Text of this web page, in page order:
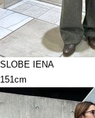
SLOBE IENA
151cm